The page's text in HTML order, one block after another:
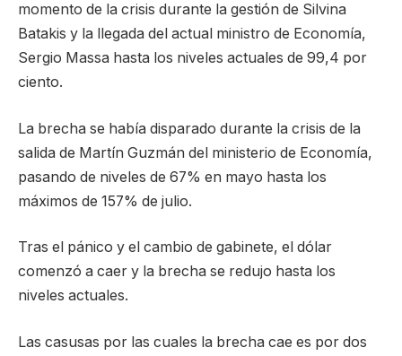
momento de la crisis durante la gestión de Silvina
Batakis y la llegada del actual ministro de Economía,
Sergio Massa hasta los niveles actuales de 99,4 por
ciento.
La brecha se había disparado durante la crisis de la
salida de Martín Guzmán del ministerio de Economía,
pasando de niveles de 67% en mayo hasta los
máximos de 157% de julio.
Tras el pánico y el cambio de gabinete, el dólar
comenzó a caer y la brecha se redujo hasta los
niveles actuales.
Las casusas por las cuales la brecha cae es por dos